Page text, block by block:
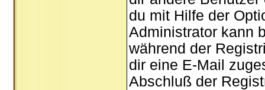
du mit Hilfe der
Administrator kann
während der
dir eine E-Mail
Abschluß der